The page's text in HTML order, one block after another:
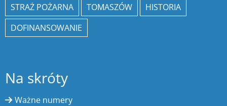
STRAŻ POŻARNA
TOMASZÓW
HISTORIA
DOFINANSOWANIE
Na skróty
Ważne numery